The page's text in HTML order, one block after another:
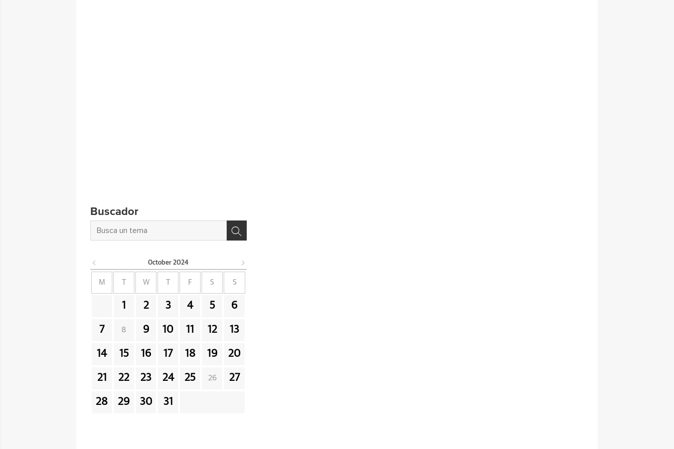
Buscador
October 2024
M W F S S
1 2 3 4 5 6
7 8 9 10 11 12 13
14 15 16 17 18 19 20
21 22 23 24 25 26 27
28 29 30 31